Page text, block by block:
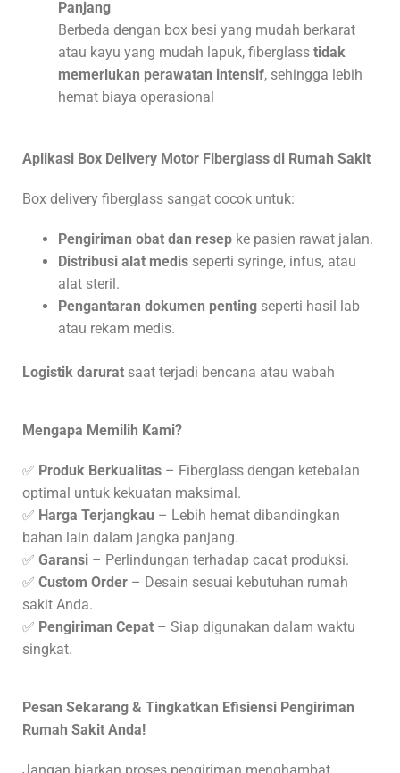
Panjang
Berbeda dengan box besi yang mudah berkarat
atau kayu yang mudah lapuk, fiberglass tidak
memerlukan perawatan intensif, sehingga lebih
hemat biaya operasional
Aplikasi Box Delivery Motor Fiberglass di Rumah Sakit
Box delivery fiberglass sangat cocok untuk:
Pengiriman obat dan resep ke pasien rawat jalan.
Distribusi alat medis seperti syringe, infus, atau
alat steril.
Pengantaran dokumen penting seperti hasil lab
atau rekam medis.
Logistik darurat saat terjadi bencana atau wabah
Mengapa Memilih Kami?
✅ Produk Berkualitas – Fiberglass dengan ketebalan
optimal untuk kekuatan maksimal.
✅ Harga Terjangkau – Lebih hemat dibandingkan
bahan lain dalam jangka panjang.
✅ Garansi – Perlindungan terhadap cacat produksi.
✅ Custom Order – Desain sesuai kebutuhan rumah
sakit Anda.
✅ Pengiriman Cepat – Siap digunakan dalam waktu
singkat.
Pesan Sekarang & Tingkatkan Efisiensi Pengiriman
Rumah Sakit Anda!